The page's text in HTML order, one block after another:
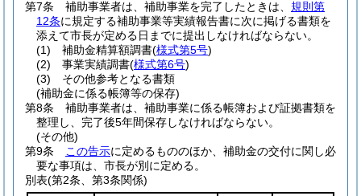
第7条
補助事業者は、補助事業を完了したときは、 規則第
12条に規定する補助事業等実績報告書に次に掲げる書類を
添えて市長が定める日までに提出しなければならない。
(1)
補助金精算額調書(様式第5号)
(2)
事業実績調書(様式第6号)
(3)
その他参考となる書類
(補助金に係る帳簿等の保存)
第8条
補助事業者は、補助事業に係る帳簿および証拠書類を
整理し、完了後5年間保存しなければならない。
(その他)
第9条
この告示に定めるもののほか、補助金の交付に関し必
要な事項は、市長が別に定める。
別表(第2条、第3条関係)